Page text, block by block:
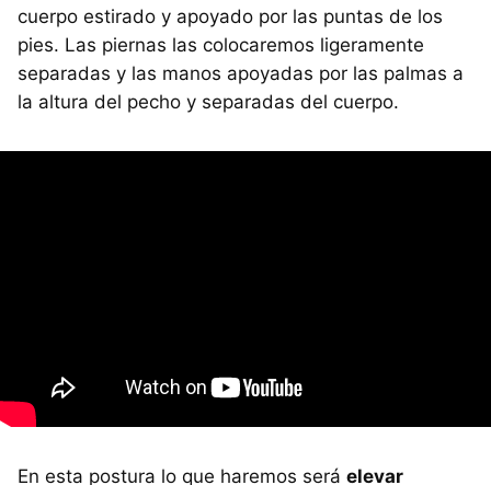
cuerpo estirado y apoyado por las puntas de los
pies. Las piernas las colocaremos ligeramente
separadas y las manos apoyadas por las palmas a
la altura del pecho y separadas del cuerpo.
En esta postura lo que haremos será elevar